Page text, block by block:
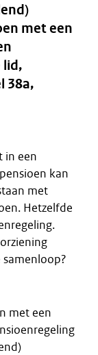
met een
lid,
38a,
in een
kan
met
Hetzelfde
met een